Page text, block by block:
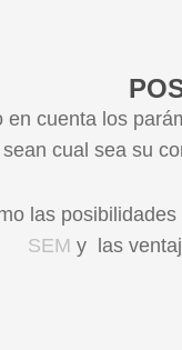
en cuenta los
cual sea su
las
SEM y las